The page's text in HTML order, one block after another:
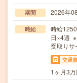
期間 2026年
時給
時給
日×4週
受取りサ
交通費
1ヶ月3